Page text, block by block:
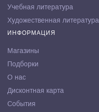
Учебная литература
Художественная литература
ИНФОРМАЦИЯ
Магазины
Подборки
О нас
Дисконтная карта
События